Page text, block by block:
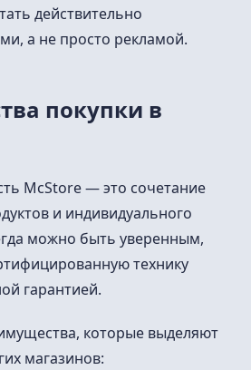
действительно
а не просто рекламой.
покупки в
McStore — это сочетание
и индивидуального
можно быть уверенным,
технику
гарантией.
которые выделяют
магазинов: